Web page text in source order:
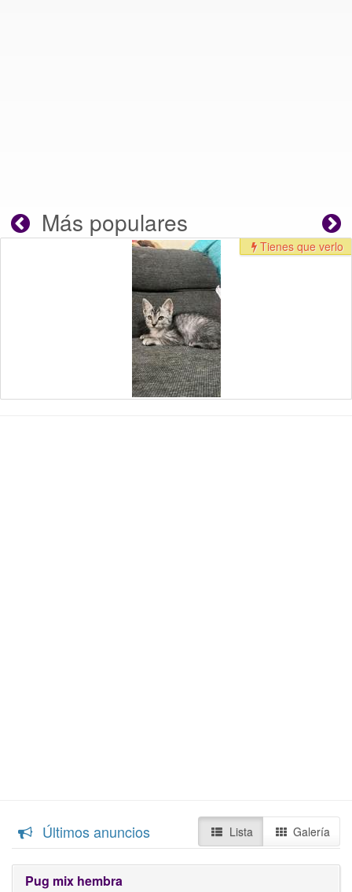
Más populares
Tienes que verlo
Gatos
Últimos anuncios Lista Galería
Pug mix hembra